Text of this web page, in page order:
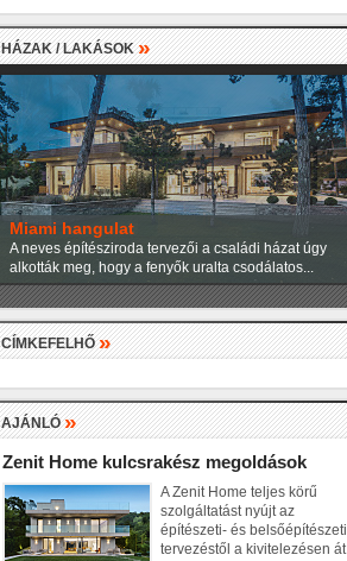
HÁZAK / LAKÁSOK »
Miami hangulat
A neves építésziroda tervezői a családi házat úgy
alkották meg, hogy a fenyők uralta csodálatos...
CÍMKEFELHŐ»
AJÁNLÓ»
Zenit Home kulcsrakész megoldások
A Zenit Home teljes körű
szolgáltatást nyújt az
építészeti- és belsőépítészeti
tervezéstől a kivitelezésen át